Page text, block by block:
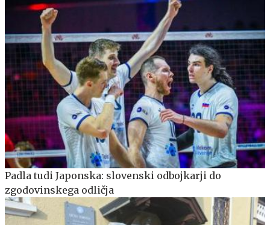
Padla tudi Japonska: slovenski odbojkarji do
zgodovinskega odličja